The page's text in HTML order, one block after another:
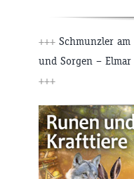
+++ Schmunzler
und Sorgen –
+++